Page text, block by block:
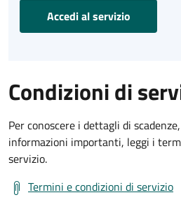
Accedi al servizio
Condizioni di
Per conoscere i dettagli di
informazioni importanti, leggi i
servizio.
Termini e condizioni di servizio